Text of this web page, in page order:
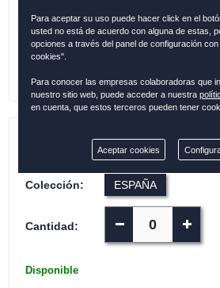
0.00€
ESP29169
Colección: ESPAÑA
Cantidad:
Disponible
Para aceptar su uso puede hacer click en el
usted no está de acuerdo con alguna de estas,
opciones a través del panel de configuración
cookies".
Para conocer las empresas colaboradoras que
nuestro sitio web, puede acceder a nuestra
en cuenta, que estos terceros pueden tener
Aceptar cookies